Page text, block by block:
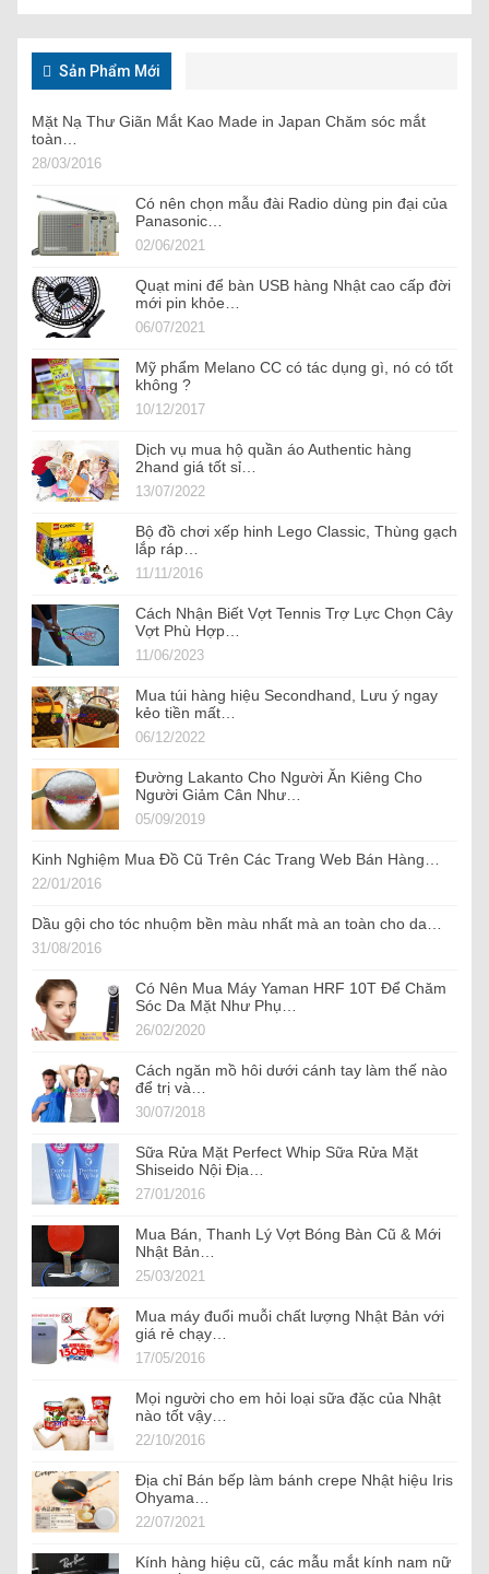
Sản Phẩm Mới
Mặt Nạ Thư Giãn Mắt Kao Made in Japan Chăm sóc mắt
toàn…
28/03/2016
Có nên chọn mẫu đài Radio dùng pin đại của
Panasonic…
02/06/2021
Quạt mini để bàn USB hàng Nhật cao cấp đời
mới pin khỏe…
06/07/2021
Mỹ phẩm Melano CC có tác dụng gì, nó có tốt
không ?
10/12/2017
Dịch vụ mua hộ quần áo Authentic hàng
2hand giá tốt sỉ…
13/07/2022
Bộ đồ chơi xếp hinh Lego Classic, Thùng gạch
lắp ráp…
11/11/2016
Cách Nhận Biết Vợt Tennis Trợ Lực Chọn Cây
Vợt Phù Hợp…
11/06/2023
Mua túi hàng hiệu Secondhand, Lưu ý ngay
kẻo tiền mất…
06/12/2022
Đường Lakanto Cho Người Ăn Kiêng Cho
Người Giảm Cân Như…
05/09/2019
Kinh Nghiệm Mua Đồ Cũ Trên Các Trang Web Bán Hàng…
22/01/2016
Dầu gội cho tóc nhuộm bền màu nhất mà an toàn cho da…
31/08/2016
Có Nên Mua Máy Yaman HRF 10T Để Chăm
Sóc Da Mặt Như Phụ…
26/02/2020
Cách ngăn mồ hôi dưới cánh tay làm thế nào
để trị và…
30/07/2018
Sữa Rửa Mặt Perfect Whip Sữa Rửa Mặt
Shiseido Nội Địa…
27/01/2016
Mua Bán, Thanh Lý Vợt Bóng Bàn Cũ & Mới
Nhật Bản…
25/03/2021
Mua máy đuổi muỗi chất lượng Nhật Bản với
giá rẻ chạy…
17/05/2016
Mọi người cho em hỏi loại sữa đặc của Nhật
nào tốt vậy…
22/10/2016
Địa chỉ Bán bếp làm bánh crepe Nhật hiệu Iris
Ohyama…
22/07/2021
Kính hàng hiệu cũ, các mẫu mắt kính nam nữ